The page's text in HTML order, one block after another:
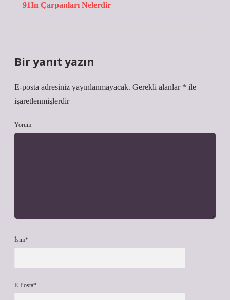
91In Çarpanları Nelerdir
Bir yanıt yazın
E-posta adresiniz yayınlanmayacak. Gerekli alanlar * ile
işaretlenmişlerdir
Yorum
İsim*
E-Posta*